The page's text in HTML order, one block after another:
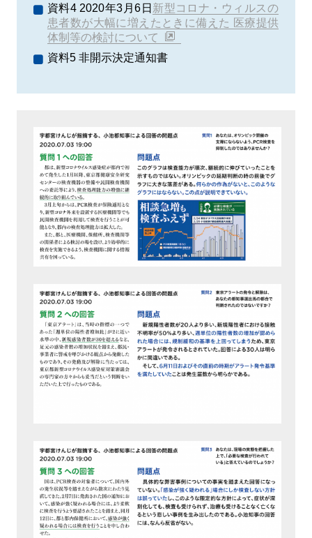
資料4 2020年3月6日 新型コロナ・ウィルスの
患者数が大幅に増えたときに備えた 医療提供
体制等の検討について
資料5 非開示決定通知書